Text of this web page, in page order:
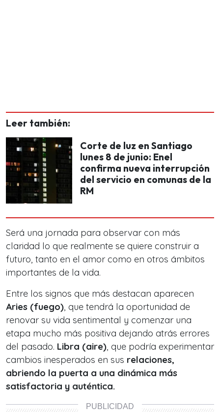
Leer también:
Corte de luz en Santiago
lunes 8 de junio: Enel
confirma nueva interrupción
del servicio en comunas de la
RM
Será una jornada para observar con más
claridad lo que realmente se quiere construir a
futuro, tanto en el amor como en otros ámbitos
importantes de la vida.
Entre los signos que más destacan aparecen
Aries (fuego), que tendrá la oportunidad de
renovar su vida sentimental y comenzar una
etapa mucho más positiva dejando atrás errores
del pasado. Libra (aire), que podría experimentar
cambios inesperados en sus relaciones,
abriendo la puerta a una dinámica más
satisfactoria y auténtica.